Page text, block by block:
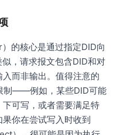
的核心是通过指定DID向
，请求报文包含DID和对
而非输出。值得注意的
制——例如，某些DID可能
可写，或者需要满足特
你在尝试写入时收到